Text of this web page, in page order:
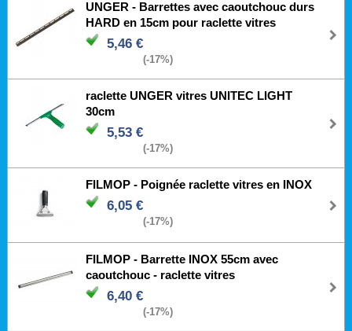
UNGER - Barrettes avec caoutchouc durs
HARD en 15cm pour raclette vitres
5,46 €
(-17%)
raclette UNGER vitres UNITEC LIGHT
30cm
5,53 €
(-17%)
FILMOP - Poignée raclette vitres en INOX
6,05 €
(-17%)
FILMOP - Barrette INOX 55cm avec
caoutchouc - raclette vitres
6,40 €
(-17%)